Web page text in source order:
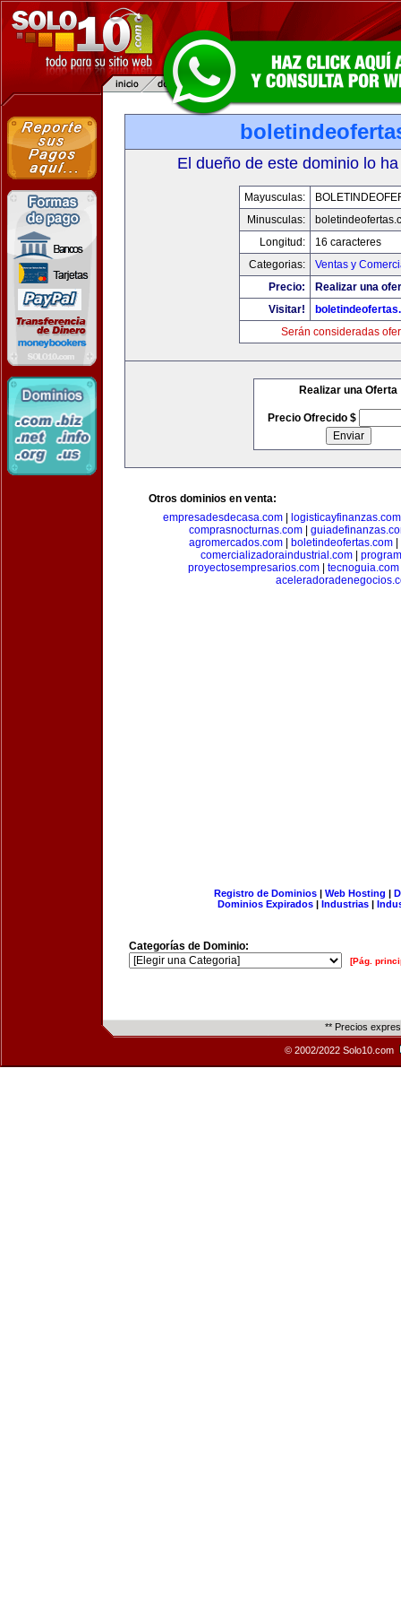
El dueño de este dominio lo
Mayusculas:
Minusculas:
Longitud:
16 caracteres
Categorias:
Ventas y
Precio:
Realizar una
Visitar!
Serán consideradas
Realizar una Oferta
Precio Ofrecido $
Otros dominios en venta:
empresadesdecasa.com
logisticayfinanzas.com
comprasnocturnas.com
agromercados.com
boletindeofertas.com
comercializadoraindustrial.com
proyectosempresarios.com
tecnoguia.com
Registro de Dominios| Web Hosting |
Dominios Expirados | Industrias |
Categorías de Dominio:
[Pág.
** Precios
© 2002/2022 Solo10.com